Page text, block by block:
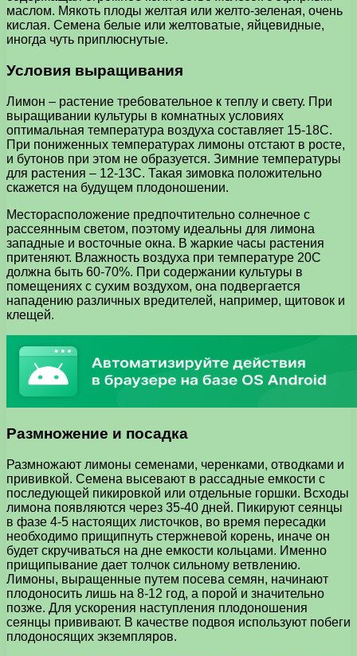
маслом. Мякоть плоды желтая или желто-зеленая, очень
кислая. Семена белые или желтоватые, яйцевидные,
иногда чуть приплюснутые.
Условия выращивания
Лимон – растение требовательное к теплу и свету. При
выращивании культуры в комнатных условиях
оптимальная температура воздуха составляет 15-18С.
При пониженных температурах лимоны отстают в росте,
и бутонов при этом не образуется. Зимние температуры
для растения – 12-13С. Такая зимовка положительно
скажется на будущем плодоношении.
Месторасположение предпочтительно солнечное с
рассеянным светом, поэтому идеальны для лимона
западные и восточные окна. В жаркие часы растения
притеняют. Влажность воздуха при температуре 20С
должна быть 60-70%. При содержании культуры в
помещениях с сухим воздухом, она подвергается
нападению различных вредителей, например, щитовок и
клещей.
Размножение и посадка
Размножают лимоны семенами, черенками, отводками и
прививкой. Семена высевают в рассадные емкости с
последующей пикировкой или отдельные горшки. Всходы
лимона появляются через 35-40 дней. Пикируют сеянцы
в фазе 4-5 настоящих листочков, во время пересадки
необходимо прищипнуть стержневой корень, иначе он
будет скручиваться на дне емкости кольцами. Именно
прищипывание дает толчок сильному ветвлению.
Лимоны, выращенные путем посева семян, начинают
плодоносить лишь на 8-12 год, а порой и значительно
позже. Для ускорения наступления плодоношения
сеянцы прививают. В качестве подвоя используют побеги
плодоносящих экземпляров.